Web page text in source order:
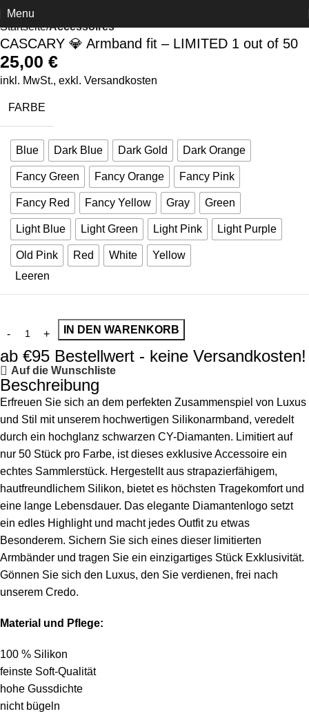
Menu
Startseite Accessoires
CASCARY 💎 Armband fit – LIMITED 1 out of 50
25,00 €
inkl. MwSt., exkl. Versandkosten
FARBE
Blue Dark Blue Dark Gold Dark Orange
Fancy Green Fancy Orange Fancy Pink
Fancy Red Fancy Yellow Gray Green
Light Blue Light Green Light Pink Light Purple
Old Pink Red White
Yellow
Leeren
IN DEN WARENKORB
ab €95 Bestellwert - keine Versandkosten!
Auf die Wunschliste
Beschreibung
Erfreuen Sie sich an dem perfekten Zusammenspiel von Luxus
und Stil mit unserem hochwertigen Silikonarmband, veredelt
durch ein hochglanz schwarzen CY-Diamanten. Limitiert auf
nur 50 Stück pro Farbe, ist dieses exklusive Accessoire ein
echtes Sammlerstück. Hergestellt aus strapazierfähigem,
hautfreundlichem Silikon, bietet es höchsten Tragekomfort und
eine lange Lebensdauer. Das elegante Diamantenlogo setzt
ein edles Highlight und macht jedes Outfit zu etwas
Besonderem. Sichern Sie sich eines dieser limitierten
Armbänder und tragen Sie ein einzigartiges Stück Exklusivität.
Gönnen Sie sich den Luxus, den Sie verdienen, frei nach
unserem Credo.
Material und Pflege:
100 % Silikon
feinste Soft-Qualität
hohe Gussdichte
nicht bügeln